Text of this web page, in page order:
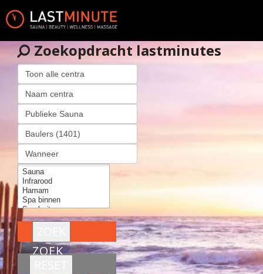
Zoekopdracht lastminutes
ZOEK